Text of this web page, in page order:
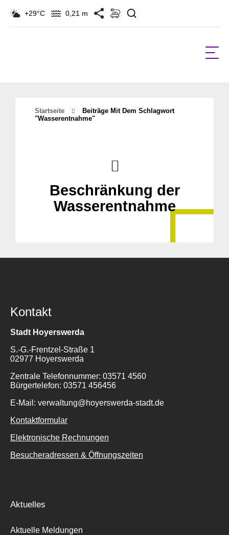
+29°C 0,21 m
Startseite
Beiträge Mit Dem Schlagwort
"wasserentnahme"
Beschränkung der
Wasserentnahme
Kontakt
Stadt Hoyerswerda
S.-G.-Frentzel-Straße 1
02977 Hoyerswerda
Zentrale Telefonnummer: 03571 4560
Bürgertelefon: 03571 456456
E-Mail: verwaltung@hoyerswerda-stadt.de
Kontaktformular
Elektronische Rechnungen
Besucheradressen & Öffnungszeiten
Aktuelles
Aktuelle Meldungen